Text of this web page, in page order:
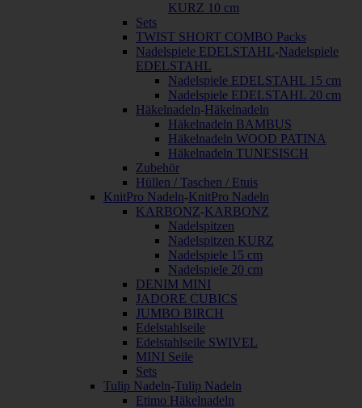
KURZ 10 cm
Sets
TWIST SHORT COMBO Packs
Nadelspiele EDELSTAHL-Nadelspiele
EDELSTAHL
Nadelspiele EDELSTAHL 15 cm
Nadelspiele EDELSTAHL 20 cm
Häkelnadeln-Häkelnadeln
Häkelnadeln BAMBUS
Häkelnadeln WOOD PATINA
Häkelnadeln TUNESISCH
Zubehör
Hüllen / Taschen / Etuis
KnitPro Nadeln-KnitPro Nadeln
KARBONZ-KARBONZ
Nadelspitzen
Nadelspitzen KURZ
Nadelspiele 15 cm
Nadelspiele 20 cm
DENIM MINI
JADORE CUBICS
JUMBO BIRCH
Edelstahlseile
Edelstahlseile SWIVEL
MINI Seile
Sets
Tulip Nadeln-Tulip Nadeln
Etimo Häkelnadeln